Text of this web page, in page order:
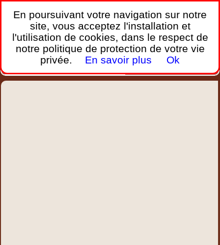
France Webcams,
Les webcams sur mobiles, portables et PC.
Home Bretagne Corse Plages Ports Montagnes
Trafic Chercher New
En poursuivant votre navigation sur notre
site, vous acceptez l'installation et
l'utilisation de cookies, dans le respect de
notre politique de protection de votre vie
privée.
En savoir plus Ok